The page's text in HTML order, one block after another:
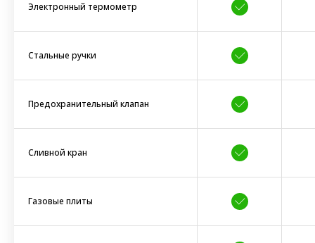
Электронный термометр
Стальные ручки
Предохранительный клапан
Сливной кран
Газовые плиты